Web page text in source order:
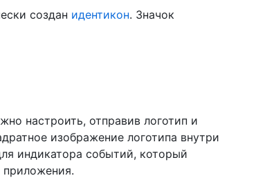
создан идентикон. Значок
настроить, отправив логотип и
изображение логотипа внутри
индикатора событий, который
приложения.